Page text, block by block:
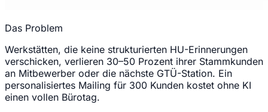
Das Problem
Werkstätten, die keine strukturierten HU-Erinnerungen
verschicken, verlieren 30–50 Prozent ihrer Stammkunden
an Mitbewerber oder die nächste GTÜ-Station. Ein
personalisiertes Mailing für 300 Kunden kostet ohne KI
einen vollen Bürotag.